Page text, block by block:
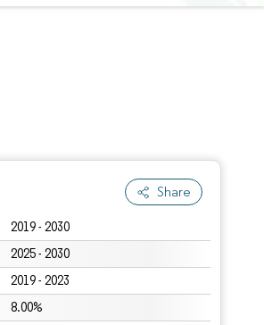
Share
2019 - 2030
2025 - 2030
2019 - 2023
8.00%